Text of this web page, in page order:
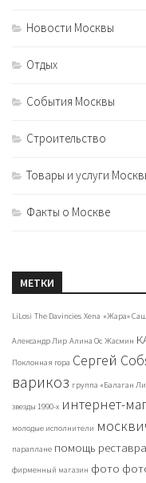
Новости Москвы
Отдых
События Москвы
Строительство
Товары и услуги
Факты о Москве
МЕТКИ
LiLosi The Davincies Xena «Жара»
Александр Лир Алина Ос Жасмин
Поклонная гора Сергей
варикоз группа «Балаган
звезды 1990-х интернет-
молодые исполнители
параплане помощь
фирменный магазин фото